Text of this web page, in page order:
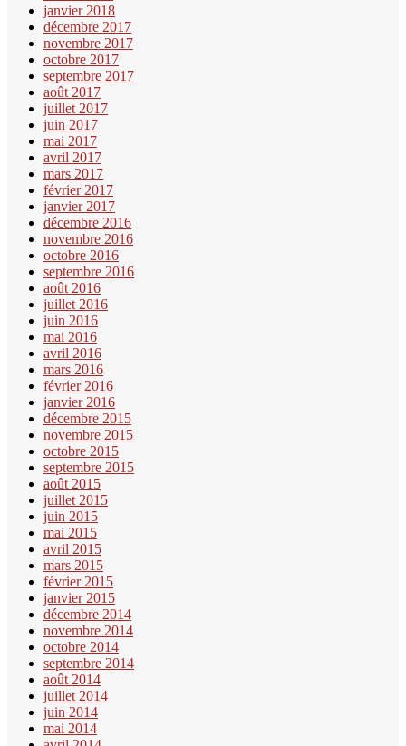
janvier 2018
décembre 2017
novembre 2017
octobre 2017
septembre 2017
août 2017
juillet 2017
juin 2017
mai 2017
avril 2017
mars 2017
février 2017
janvier 2017
décembre 2016
novembre 2016
octobre 2016
septembre 2016
août 2016
juillet 2016
juin 2016
mai 2016
avril 2016
mars 2016
février 2016
janvier 2016
décembre 2015
novembre 2015
octobre 2015
septembre 2015
août 2015
juillet 2015
juin 2015
mai 2015
avril 2015
mars 2015
février 2015
janvier 2015
décembre 2014
novembre 2014
octobre 2014
septembre 2014
août 2014
juillet 2014
juin 2014
mai 2014